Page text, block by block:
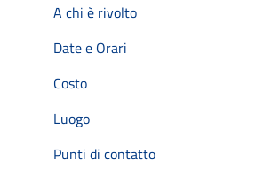
A chi è rivolto
Date e Orari
Costo
Luogo
Punti di contatto